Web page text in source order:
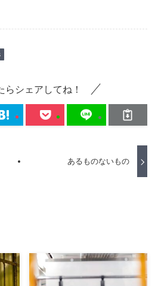
らシェアしてね！
あるものないもの